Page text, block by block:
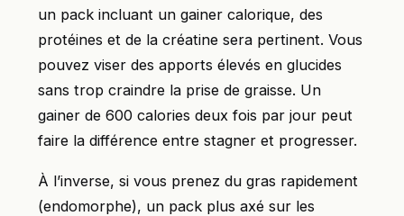
un pack incluant un gainer calorique, des
protéines et de la créatine sera pertinent. Vous
pouvez viser des apports élevés en glucides
sans trop craindre la prise de graisse. Un
gainer de 600 calories deux fois par jour peut
faire la différence entre stagner et progresser.
À l’inverse, si vous prenez du gras rapidement
(endomorphe), un pack plus axé sur les